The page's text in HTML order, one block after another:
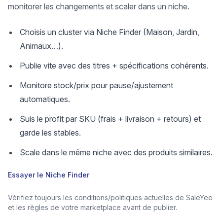
monitorer les changements et scaler dans un niche.
Choisis un cluster via Niche Finder (Maison, Jardin,
Animaux…).
Publie vite avec des titres + spécifications cohérents.
Monitore stock/prix pour pause/ajustement
automatiques.
Suis le profit par SKU (frais + livraison + retours) et
garde les stables.
Scale dans le même niche avec des produits similaires.
Essayer le Niche Finder
Vérifiez toujours les conditions/politiques actuelles de SaleYee
et les règles de votre marketplace avant de publier.